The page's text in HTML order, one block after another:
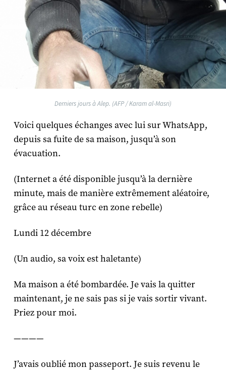
Derniers jours à Alep. (AFP / Karam al-Masri)
Voici quelques échanges avec lui sur WhatsApp,
depuis sa fuite de sa maison, jusqu’à son
évacuation.
(Internet a été disponible jusqu’à la dernière
minute, mais de manière extrêmement aléatoire,
grâce au réseau turc en zone rebelle)
Lundi 12 décembre
(Un audio, sa voix est haletante)
Ma maison a été bombardée. Je vais la quitter
maintenant, je ne sais pas si je vais sortir vivant.
Priez pour moi.
————
J’avais oublié mon passeport. Je suis revenu le